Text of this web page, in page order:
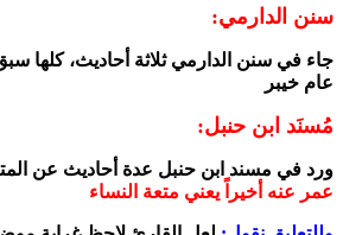
سنن الدارمي:
جاء في سنن الدارمي ثلاثة أحاديث، كلها
عام خيبر
مُسنَد ابن حنبل:
ورد في مسند ابن حنبل عدة أحاديث عن
عمر عنه أخيراً يعني متعة النساء